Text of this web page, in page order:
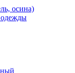
осина)